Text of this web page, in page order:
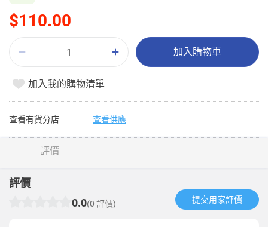
$110.00
加入購物車
加入我的購物清單
查看有貨分店 查看供應
評價
評價
0.0(0 評價) 提交用家評價​